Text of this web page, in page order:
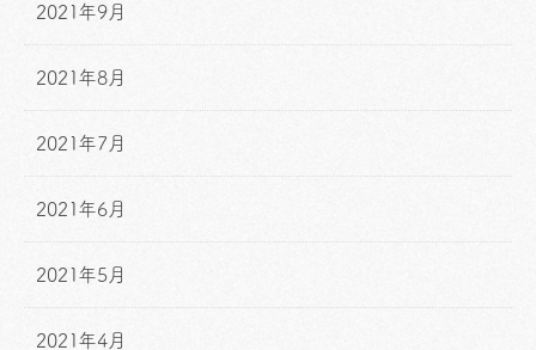
2021年9月
2021年8月
2021年7月
2021年6月
2021年5月
2021年4月